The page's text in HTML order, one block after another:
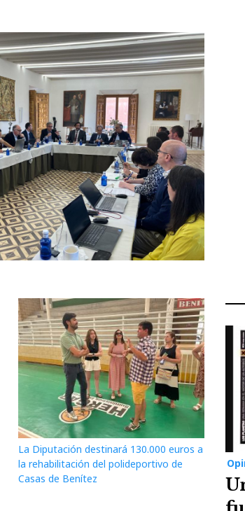
La Diputación destinará 130.000 euros a
la rehabilitación del polideportivo de
Casas de Benítez